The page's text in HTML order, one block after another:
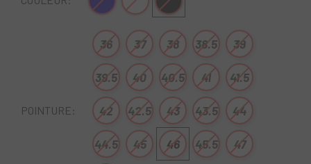
POINTURE:
36 37 38 38.5 39
39.5 40 40.5 41 41.5
42 42.5 43 43.5 44
44.5 45 46 45.5 47